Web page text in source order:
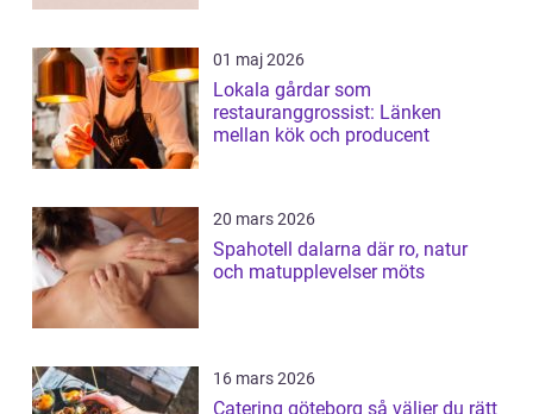
01 maj 2026
Lokala gårdar som
restauranggrossist: Länken
mellan kök och producent
20 mars 2026
Spahotell dalarna där ro, natur
och matupplevelser möts
16 mars 2026
Catering göteborg så väljer du rätt